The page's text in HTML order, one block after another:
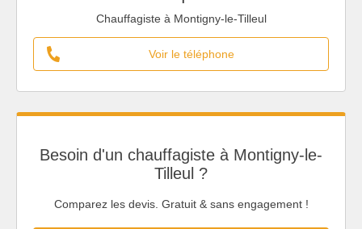
Chauffagiste à Montigny-le-Tilleul
Voir le téléphone
Besoin d'un chauffagiste à Montigny-le-
Tilleul ?
Comparez les devis. Gratuit & sans engagement !